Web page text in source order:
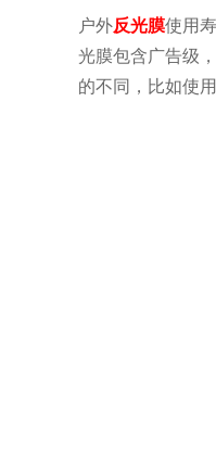
户外反光膜使用
光膜包含广告级
的不同，比如使